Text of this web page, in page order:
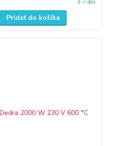
3-7 dní
Pridať do košíka